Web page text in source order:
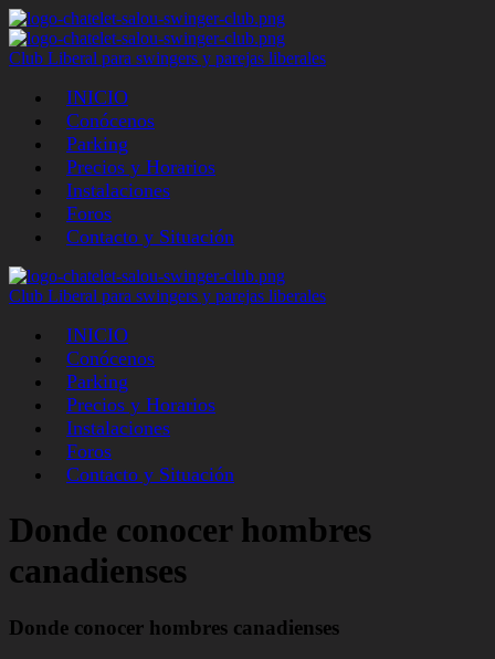
Club Liberal para swingers y parejas liberales
INICIO
Conócenos
Parking
Precios y Horarios
Instalaciones
Foros
Contacto y Situación
Club Liberal para swingers y parejas liberales
INICIO
Conócenos
Parking
Precios y Horarios
Instalaciones
Foros
Contacto y Situación
Donde conocer hombres
canadienses
Donde conocer hombres canadienses